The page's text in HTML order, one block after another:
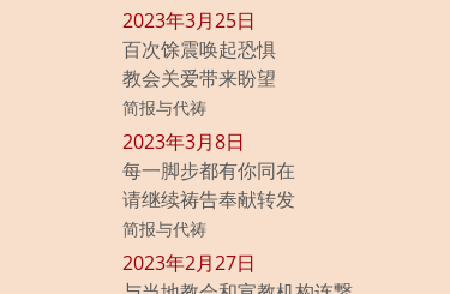
2023年3月25日
百次馀震唤起恐惧
教会关爱带来盼望
简报与代祷
2023年3月8日
每一脚步都有你同在
请继续祷告奉献转发
简报与代祷
2023年2月27日